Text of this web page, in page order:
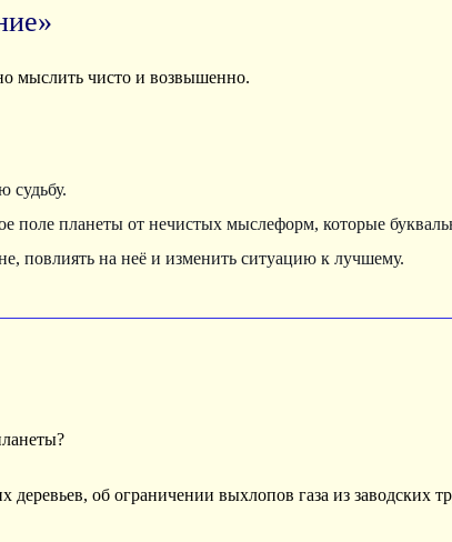
мыслить чисто и возвышенно.
судьбу.
поле планеты от нечистых мыслеформ, которые
повлиять на неё и изменить ситуацию к лучшему.
об ограничении выхлопов газа из заводских